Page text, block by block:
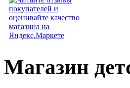
Магазин